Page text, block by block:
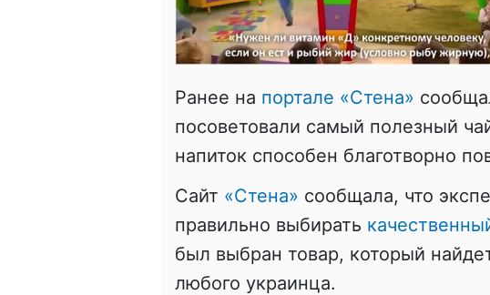
Ранее на портале «Стена»
посоветовали самый полезный
напиток способен благотворно
Сайт «Стена» сообщала, что
правильно выбирать
был выбран товар, который
любого украинца.